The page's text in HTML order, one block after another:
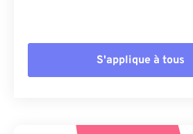
S'applique à tous
Appliquer à partir du